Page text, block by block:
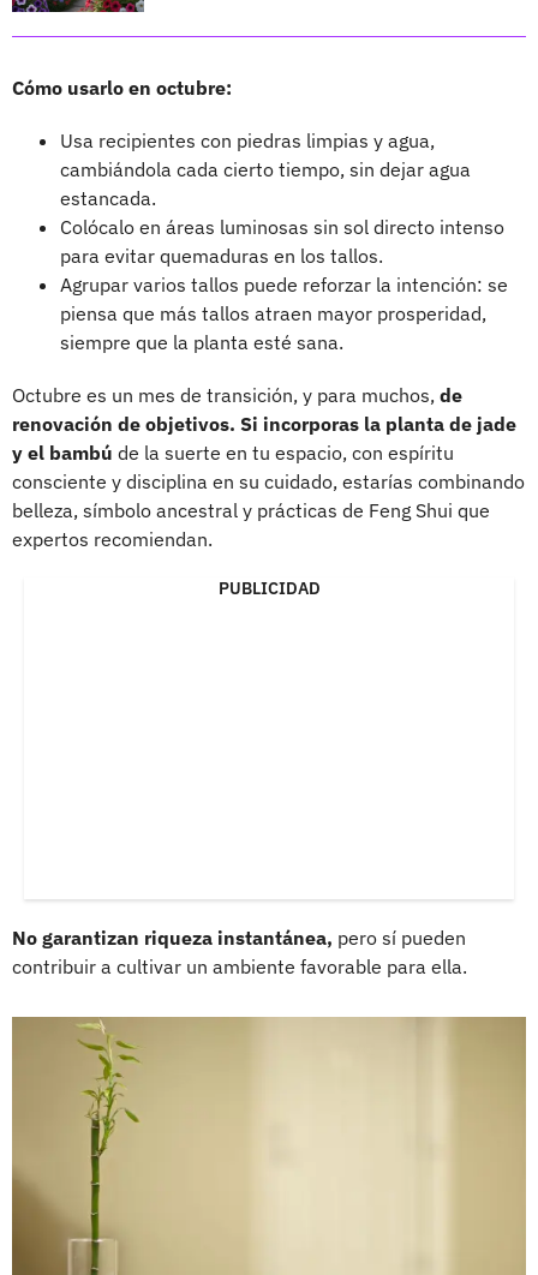
Cómo usarlo en octubre:
Usa recipientes con piedras limpias y agua,
cambiándola cada cierto tiempo, sin dejar agua
estancada.
Colócalo en áreas luminosas sin sol directo intenso
para evitar quemaduras en los tallos.
Agrupar varios tallos puede reforzar la intención: se
piensa que más tallos atraen mayor prosperidad,
siempre que la planta esté sana.
Octubre es un mes de transición, y para muchos, de
renovación de objetivos. Si incorporas la planta de jade
y el bambú de la suerte en tu espacio, con espíritu
consciente y disciplina en su cuidado, estarías combinando
belleza, símbolo ancestral y prácticas de Feng Shui que
expertos recomiendan.
PUBLICIDAD
No garantizan riqueza instantánea, pero sí pueden
contribuir a cultivar un ambiente favorable para ella.